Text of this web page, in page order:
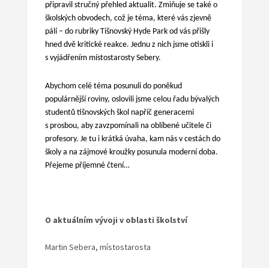
připravil stručný přehled aktualit. Zmiňuje se také o
školských obvodech, což je téma, které vás zjevně
pálí – do rubriky Tišnovský Hyde Park od vás přišly
hned dvě kritické reakce. Jednu z nich jsme otiskli i
s vyjádřením místostarosty Sebery.
Abychom celé téma posunuli do poněkud
populárnější roviny, oslovili jsme celou řadu bývalých
studentů tišnovských škol napříč generacemi
s prosbou, aby zavzpomínali na oblíbené učitele či
profesory. Je tu i krátká úvaha, kam nás v cestách do
školy a na zájmové kroužky posunula moderní doba.
Přejeme příjemné čtení…
O aktuálním vývoji v oblasti školství
Martin Sebera, místostarosta